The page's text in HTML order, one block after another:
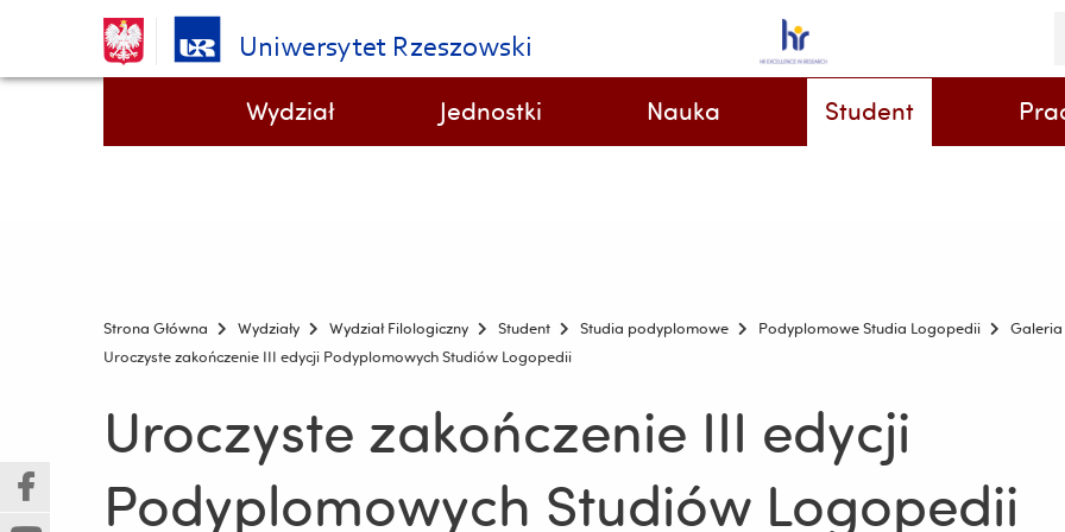
Uniwersytet Rzeszowski
Menu - górna belka
Pomiń
i
Wydział Jednostki Nauka Student
(Nowe
okno)
(Link
do
Strona Główna Wydziały Wydział Filologiczny Student Studia podyplomowe Podyplomowe Studia Logopedii
Galeria
Uroczyste zakończenie III edycji Podyplomowych Studiów Logopedii
Uroczyste zakończenie III edycji
Podyplomowych Studiów Logopedii